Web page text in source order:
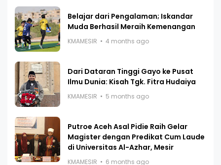
Belajar dari Pengalaman; Iskandar
Muda Berhasil Meraih Kemenangan
KMAMESIR 4 months ago
Dari Dataran Tinggi Gayo ke Pusat
Ilmu Dunia: Kisah Tgk. Fitra Hudaiya
KMAMESIR 5 months ago
Putroe Aceh Asal Pidie Raih Gelar
Magister dengan Predikat Cum Laude
di Universitas Al-Azhar, Mesir
KMAMESIR 6 months ago